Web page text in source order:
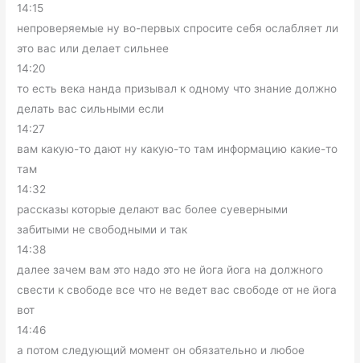
14:15
непроверяемые ну во-первых спросите себя ослабляет ли
это вас или делает сильнее
14:20
то есть века нанда призывал к одному что знание должно
делать вас сильными если
14:27
вам какую-то дают ну какую-то там информацию какие-то
там
14:32
рассказы которые делают вас более суеверными
забитыми не свободными и так
14:38
далее зачем вам это надо это не йога йога на должного
свести к свободе все что не ведет вас свободе от не йога
вот
14:46
а потом следующий момент он обязательно и любое